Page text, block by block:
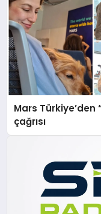
Mars Türkiye’den
çağrısı